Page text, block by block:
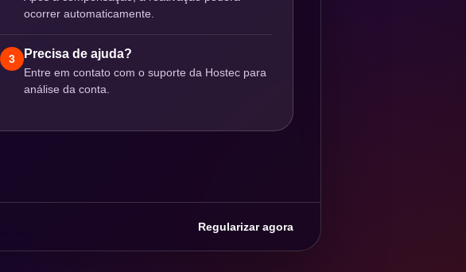
ocorrer automaticamente.
3 Precisa de ajuda?
Entre em contato com o suporte da Hostec para
análise da conta.
Regularizar agora